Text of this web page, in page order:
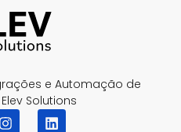
e Automação de
Solutions